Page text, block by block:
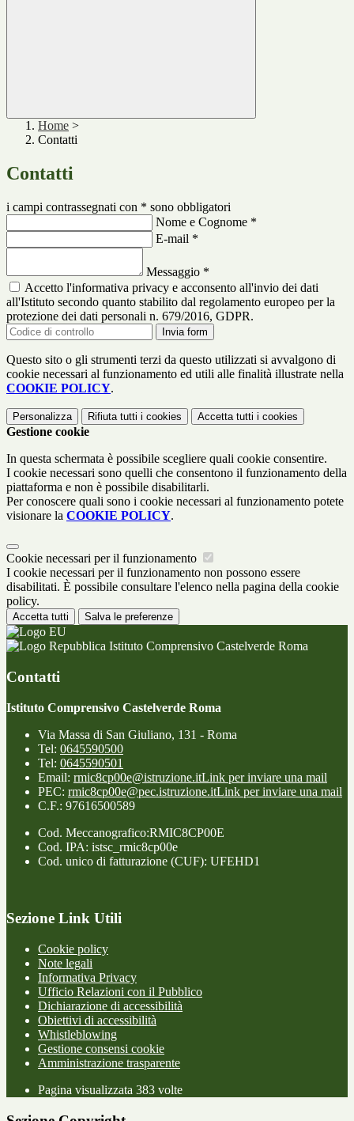
Home >
Contatti
Contatti
i campi contrassegnati con * sono obbligatori
Nome e Cognome *
E-mail *
Messaggio *
Accetto l'informativa privacy e acconsento all'invio dei dati
all'Istituto secondo quanto stabilito dal regolamento europeo per la
protezione dei dati personali n. 679/2016, GDPR.
Invia form
Questo sito o gli strumenti terzi da questo utilizzati si avvalgono di
cookie necessari al funzionamento ed utili alle finalità illustrate nella
COOKIE POLICY.
Personalizza Rifiuta tutti i cookies Accetta tutti i cookies
Gestione cookie
In questa schermata è possibile scegliere quali cookie consentire.
I cookie necessari sono quelli che consentono il funzionamento della
piattaforma e non è possibile disabilitarli.
Per conoscere quali sono i cookie necessari al funzionamento potete
visionare la COOKIE POLICY.
Cookie necessari per il funzionamento
I cookie necessari per il funzionamento non possono essere
disabilitati. È possibile consultare l'elenco nella pagina della cookie
policy.
Accetta tutti Salva le preferenze
Istituto Comprensivo Castelverde Roma
Contatti
Istituto Comprensivo Castelverde Roma
Via Massa di San Giuliano, 131 - Roma
Tel: 0645590500
Tel: 0645590501
Email: rmic8cp00e@istruzione.itLink per inviare una mail
PEC: rmic8cp00e@pec.istruzione.itLink per inviare una mail
C.F.: 97616500589
Cod. Meccanografico:RMIC8CP00E
Cod. IPA: istsc_rmic8cp00e
Cod. unico di fatturazione (CUF): UFEHD1
Sezione Link Utili
Cookie policy
Note legali
Informativa Privacy
Ufficio Relazioni con il Pubblico
Dichiarazione di accessibilità
Obiettivi di accessibilità
Whistleblowing
Gestione consensi cookie
Amministrazione trasparente
Pagina visualizzata 383 volte